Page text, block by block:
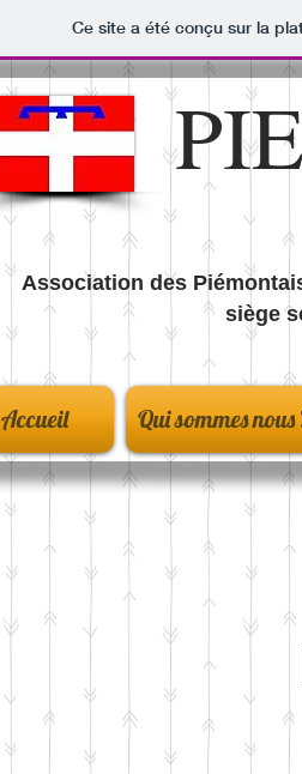
Ce site a été conçu sur la
Association des
siège
Accueil Qui sommes nous